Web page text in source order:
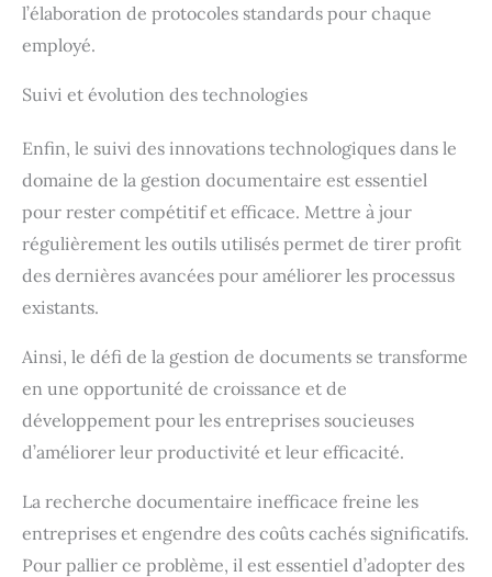
l’élaboration de protocoles standards pour chaque
employé.
Suivi et évolution des technologies
Enfin, le suivi des innovations technologiques dans le
domaine de la gestion documentaire est essentiel
pour rester compétitif et efficace. Mettre à jour
régulièrement les outils utilisés permet de tirer profit
des dernières avancées pour améliorer les processus
existants.
Ainsi, le défi de la gestion de documents se transforme
en une opportunité de croissance et de
développement pour les entreprises soucieuses
d’améliorer leur productivité et leur efficacité.
La recherche documentaire inefficace freine les
entreprises et engendre des coûts cachés significatifs.
Pour pallier ce problème, il est essentiel d’adopter des